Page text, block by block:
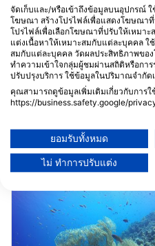
Sea World Diving Center
Three Corners Sea Beach,
0100 Marsa Alam, อียิปต์
Orca Dive Club Moreen Beach
Concorde Moreen Beach
Hotel Marsa Alam, 00000
Marsa Alam, อียิปต์
Extra Divers Equinox
สถานที่ดำน้ำ ในบริเวณใก
จัดเก็บและ/หรือเข้าถึงข้อมูลบนอุปกรณ์
โฆษณา สร้างโปรไฟล์เพื่อแสดงโฆษณา
โปรไฟล์เพื่อเลือกโฆษณาที่ปรับให้เหมา
แต่งเนื้อหาให้เหมาะสมกับแต่ละบุคคล ใ
สมกับแต่ละบุคคล วัดผลประสิทธิภาพขอ
ทำความเข้าใจกลุ่มผู้ชมผ่านสถิติหรือกา
ปรับปรุงบริการ ใช้ข้อมูลในปริมาณจำกัด
คุณสามารถดูข้อมูลเพิ่มเติมเกี่ยวกับการ
https://business.safety.google/
ความยินยอมของคุณและนโยบาย
ดูรายชื่อพันธมิตร (1 ผู้จำหน่าย IAB)
เราใช้ข้อมูลของคุณเพื่อวัตถุประสงค์ดังต่อ
Store and/or access
Use limited data to select
ยอมรับทั้งหมด
ไม่ ทำการปรับแต่ง